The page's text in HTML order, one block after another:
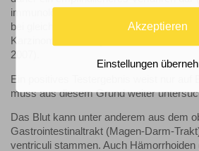
immunologischer Stuhltest: Steigerung
bei gleichzeitiger Verbesserung der
Karzinome und fortgeschrittene
2007).
Ein positives Testergebnis weist nur auf
muss aus diesem Grund weiter
Das Blut kann unter anderem aus dem
Gastrointestinaltrakt (Magen-Darm-
ventriculi stammen. Auch Hämorrhoiden
Akzeptieren
Einstellungen